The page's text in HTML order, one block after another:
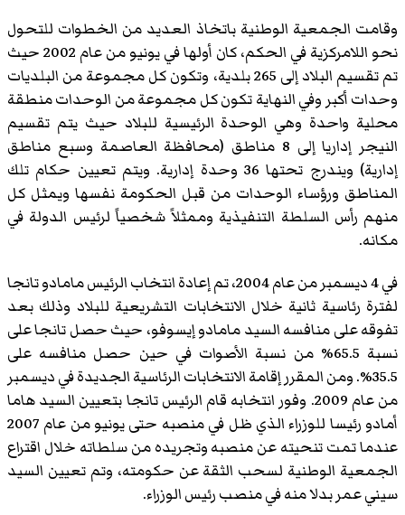
وقامت الجمعية الوطنية باتخاذ العديد من الخطوات للتحول
نحو اللامركزية في الحكم، كان أولها في يونيو من عام 2002 حيث
تم تقسيم البلاد إلى 265 بلدية، وتكون كل مجموعة من البلديات
وحدات أكبر وفي النهاية تكون كل مجموعة من الوحدات منطقة
محلية واحدة وهي الوحدة الرئيسية للبلاد حيث يتم تقسيم
النيجر إداريا إلى 8 مناطق (محافظة العاصمة وسبع مناطق
إدارية) ويندرج تحتها 36 وحدة إدارية. ويتم تعيين حكام تلك
المناطق ورؤساء الوحدات من قبل الحكومة نفسها ويمثل كل
منهم رأس السلطة التنفيذية وممثلاً شخصياً لرئيس الدولة في
مكانه.
في 4 ديسمبر من عام 2004، تم إعادة انتخاب الرئيس مامادو تانجا
لفترة رئاسية ثانية خلال الانتخابات التشريعية للبلاد وذلك بعد
تفوقه على منافسه السيد مامادو إيسوفو، حيث حصل تانجا على
نسبة 65.5% من نسبة الأصوات في حين حصل منافسه على
35.5%. ومن المقرر إقامة الانتخابات الرئاسية الجديدة في ديسمبر
من عام 2009. وفور انتخابه قام الرئيس تانجا بتعيين السيد هاما
أمادو رئيسا للوزراء الذي ظل في منصبه حتى يونيو من عام 2007
عندما تمت تنحيته عن منصبه وتجريده من سلطاته خلال اقتراع
الجمعية الوطنية لسحب الثقة عن حكومته، وتم تعيين السيد
سيني عمر بدلا منه في منصب رئيس الوزراء.